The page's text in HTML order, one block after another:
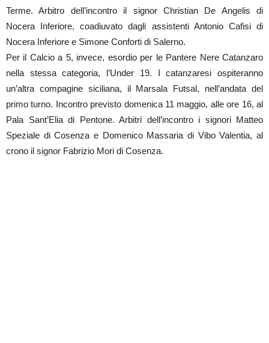
Terme. Arbitro dell’incontro il signor Christian De Angelis di
Nocera Inferiore, coadiuvato dagli assistenti Antonio Cafisi di
Nocera Inferiore e Simone Conforti di Salerno.
Per il Calcio a 5, invece, esordio per le Pantere Nere Catanzaro
nella stessa categoria, l’Under 19. I catanzaresi ospiteranno
un’altra compagine siciliana, il Marsala Futsal, nell’andata del
primo turno. Incontro previsto domenica 11 maggio, alle ore 16, al
Pala Sant’Elia di Pentone. Arbitri dell’incontro i signori Matteo
Speziale di Cosenza e Domenico Massaria di Vibo Valentia, al
crono il signor Fabrizio Mori di Cosenza.